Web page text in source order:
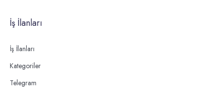
İş İlanları
İş İlanları
Kategoriler
Telegram